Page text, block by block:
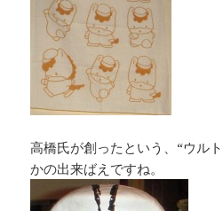
高橋氏が創ったという、“ウル
かの出来ばえですね。